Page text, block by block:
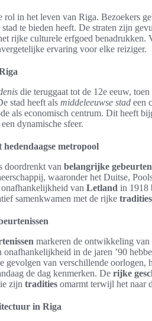
rol in het leven van Riga. Bezoekers
te bieden heeft. De straten zijn
rijke culturele erfgoed benadrukken.
ervaring voor elke reiziger.
die teruggaat tot de 12e eeuw,
stad heeft als middeleeuwse stad een
als economisch centrum. Dit heeft
dynamische sfeer.
metropool
doordrenkt van belangrijke
waaronder het Duitse,
van Letland in 1918
samenkwamen met de rijke tradities
markeren de ontwikkeling
onafhankelijkheid in de jaren ’90
gevolgen van verschillende
de dag kenmerken. De rijke
zijn tradities omarmt terwijl het naar
in Riga